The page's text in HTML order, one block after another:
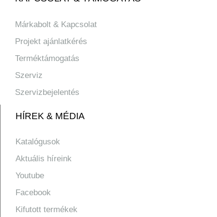
Márkabolt & Kapcsolat
Projekt ajánlatkérés
Terméktámogatás
Szerviz
Szervizbejelentés
HÍREK & MÉDIA
Katalógusok
Aktuális híreink
Youtube
Facebook
Kifutott termékek